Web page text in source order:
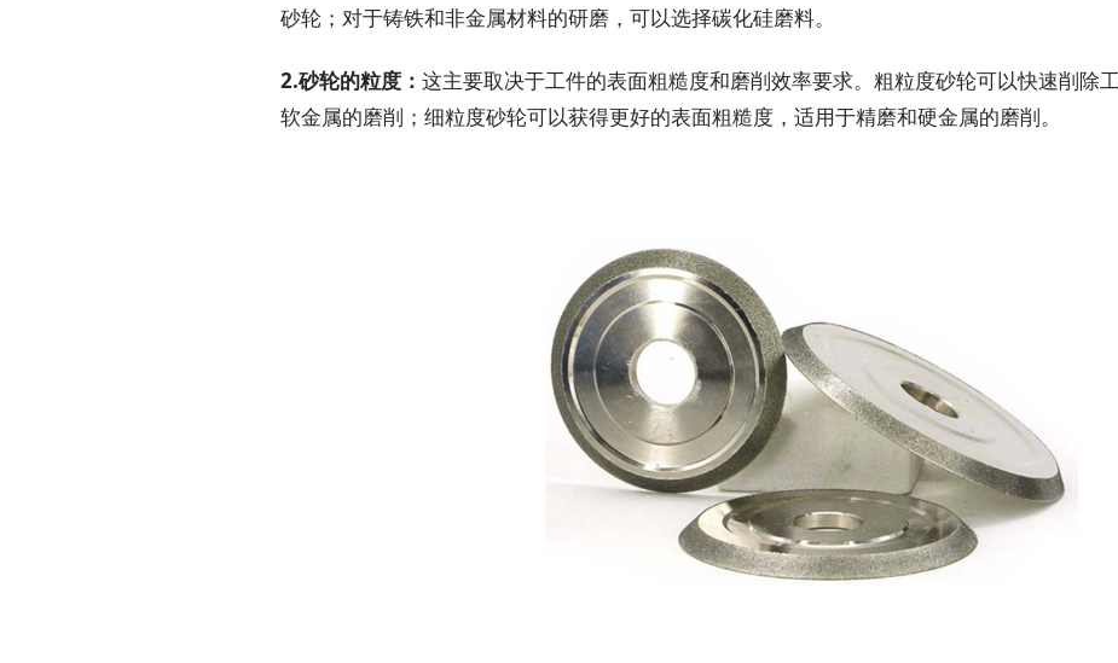
砂轮；对于铸铁和非金属材料的研磨，可以选择碳化硅磨料。
2.砂轮的粒度： 这主要取决于工件的表面粗糙度和磨削效率要求。粗粒度砂轮可以快速削除
软金属的磨削；细粒度砂轮可以获得更好的表面粗糙度，适用于精磨和硬金属的磨削。